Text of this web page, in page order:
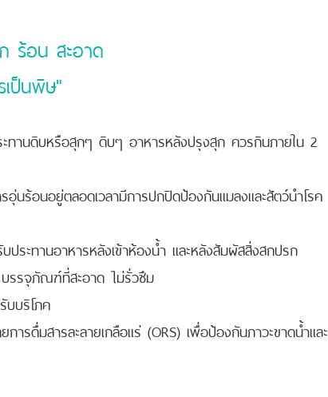
ร้อน สะอาด
ป็นพิษ"
ทานดิบหรือสุกๆ ดิบๆ อาหารหลังปรุงสุก ควรกินภายใน 2
นร้อนอยู่ตลอดเวลามีการปกปิดป้องกันแมลงและสัตว์นำโรค
ประทานอาหารหลังเข้าห้องน้ำ และหลังสัมผัสสิ่งสกปรก
รรจุภัณฑ์ที่สะอาด ไม่รั่วซึม
บบริโภค
ารดื่มสารละลายเกลือแร่ (ORS) เพื่อป้องกันภาวะขาดน้ำและ